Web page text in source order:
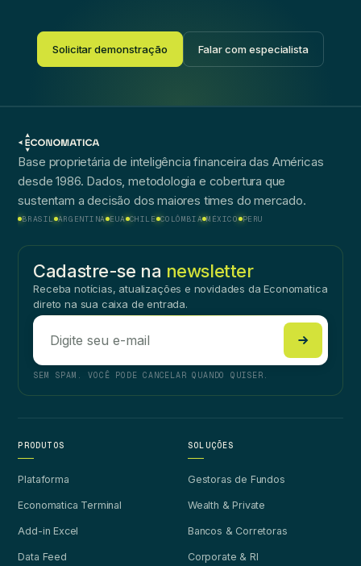
Solicitar demonstração Falar com especialista
Base proprietária de inteligência financeira das Américas
desde 1986. Dados, metodologia e cobertura que
sustentam a decisão dos maiores times do mercado.
BRASIL ARGENTINA EUA CHILE COLÔMBIA MÉXICO PERU
Cadastre-se na newsletter
Receba notícias, atualizações e novidades da Economatica
direto na sua caixa de entrada.
SEM SPAM. VOCÊ PODE CANCELAR QUANDO QUISER.
PRODUTOS
Plataforma
Economatica Terminal
Add-in Excel
Data Feed
SOLUÇÕES
Gestoras de Fundos
Wealth & Private
Bancos & Corretoras
Corporate & RI